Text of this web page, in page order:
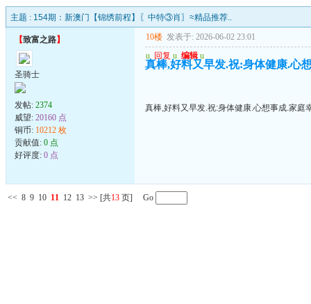
主题 : 154期：新澳门【锦绣前程】〖中特③肖〗≈精品推荐..
【致富之路】
圣骑士
发帖: 2374
威望: 20160 点
铜币: 10212 枚
贡献值: 0 点
好评度: 0 点
10楼 发表于: 2026-06-02 23:01
u 回复 u 编辑 u
真棒,好料又早发.祝:身体健康.心
真棒,好料又早发.祝:身体健康.心想事成.家庭
<< 8 9 10 11 12 13 >> [共13 页] Go